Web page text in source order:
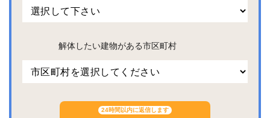
解体したい建物がある市区町村
24時間以内に返信します